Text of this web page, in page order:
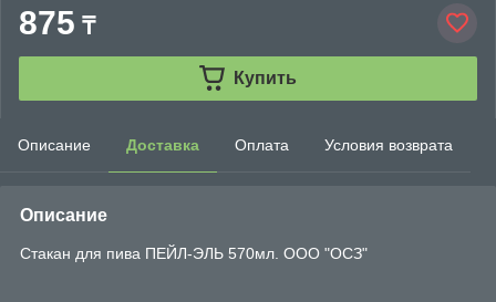
875 ₸
Купить
Описание Доставка Оплата Условия возврата
Описание
Стакан для пива ПЕЙЛ-ЭЛЬ 570мл. ООО "ОСЗ"